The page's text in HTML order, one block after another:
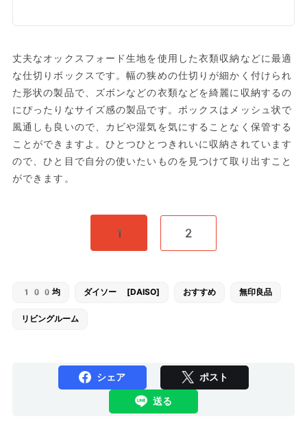
丈夫なオックスフォード生地を使用した衣類収納などに最適
な仕切りボックスです。幅の狭めの仕切りが細かく付けられ
た形状の製品で、ズボンなどの衣類などを綺麗に収納するの
にぴったりなサイズ感の製品です。ボックスはメッシュ状で
風通しも良いので、カビや湿気を気にすることなく保管する
ことができますよ。ひとつひとつきれいに収納されています
ので、ひと目で自分の使いたいものを見つけて取り出すこと
ができます。
1 2
100均 ダイソー [DAISO] おすすめ 無印良品
リビングルーム
シェア ポスト
送る